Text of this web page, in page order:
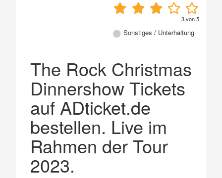
3von5
Sonstiges / Unterhaltung
The Rock Christmas
Dinnershow Tickets
auf ADticket.de
bestellen. Live im
Rahmen der Tour
2023.